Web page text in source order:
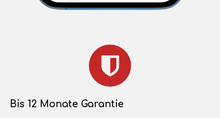
Bis 12 Monate Garantie